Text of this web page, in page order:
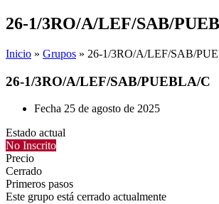
26-1/3RO/A/LEF/SAB/
Inicio » Grupos » 26-1/3RO/A/LEF/SAB/
26-1/3RO/A/LEF/SAB/PUEBLA/C
Fecha 25 de agosto de 2025
Estado actual
No Inscrito
Precio
Cerrado
Primeros pasos
Este grupo está cerrado actualmente